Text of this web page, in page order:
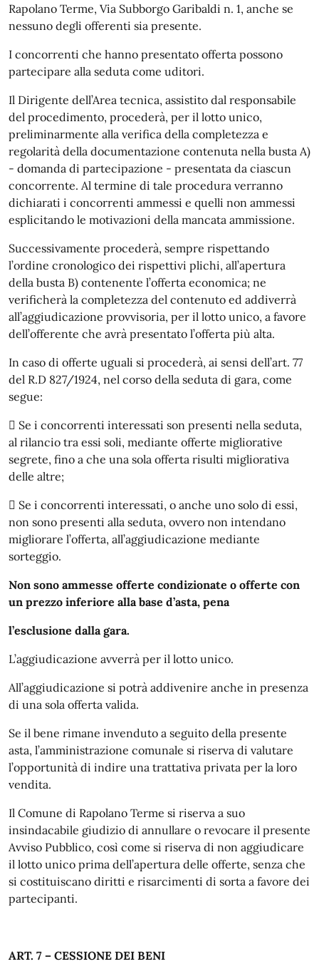
Rapolano Terme, Via Subborgo Garibaldi n. 1, anche se
nessuno degli offerenti sia presente.
I concorrenti che hanno presentato offerta possono
partecipare alla seduta come uditori.
Il Dirigente dell’Area tecnica, assistito dal responsabile
del procedimento, procederà, per il lotto unico,
preliminarmente alla verifica della completezza e
regolarità della documentazione contenuta nella busta A)
- domanda di partecipazione - presentata da ciascun
concorrente. Al termine di tale procedura verranno
dichiarati i concorrenti ammessi e quelli non ammessi
esplicitando le motivazioni della mancata ammissione.
Successivamente procederà, sempre rispettando
l’ordine cronologico dei rispettivi plichi, all’apertura
della busta B) contenente l’offerta economica; ne
verificherà la completezza del contenuto ed addiverrà
all’aggiudicazione provvisoria, per il lotto unico, a favore
dell’offerente che avrà presentato l’offerta più alta.
In caso di offerte uguali si procederà, ai sensi dell’art. 77
del R.D 827/1924, nel corso della seduta di gara, come
segue:
 Se i concorrenti interessati son presenti nella seduta,
al rilancio tra essi soli, mediante offerte migliorative
segrete, fino a che una sola offerta risulti migliorativa
delle altre;
 Se i concorrenti interessati, o anche uno solo di essi,
non sono presenti alla seduta, ovvero non intendano
migliorare l’offerta, all’aggiudicazione mediante
sorteggio.
Non sono ammesse offerte condizionate o offerte con
un prezzo inferiore alla base d’asta, pena
l’esclusione dalla gara.
L’aggiudicazione avverrà per il lotto unico.
All’aggiudicazione si potrà addivenire anche in presenza
di una sola offerta valida.
Se il bene rimane invenduto a seguito della presente
asta, l’amministrazione comunale si riserva di valutare
l’opportunità di indire una trattativa privata per la loro
vendita.
Il Comune di Rapolano Terme si riserva a suo
insindacabile giudizio di annullare o revocare il presente
Avviso Pubblico, così come si riserva di non aggiudicare
il lotto unico prima dell’apertura delle offerte, senza che
si costituiscano diritti e risarcimenti di sorta a favore dei
partecipanti.
ART. 7 – CESSIONE DEI BENI